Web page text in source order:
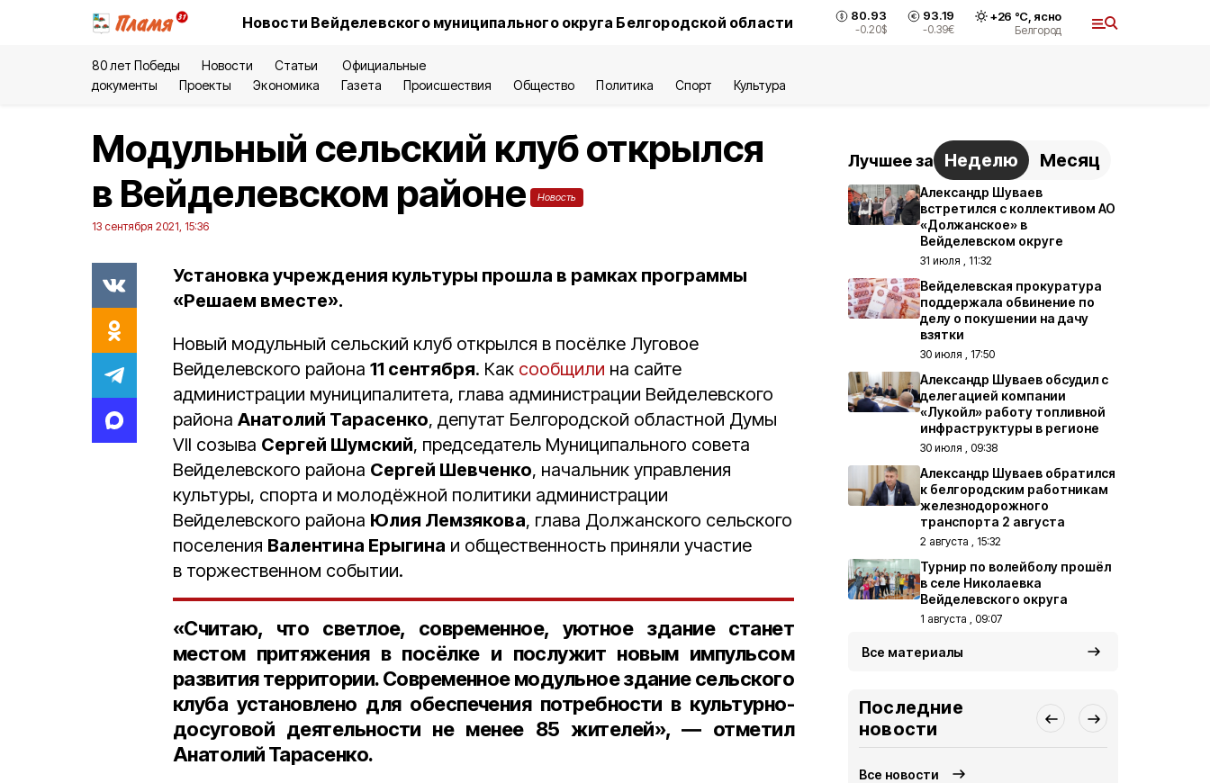
Новости Вейделевского муниципального округа Белгородской области 80.93
-0.20$
93.19
-0.39€
+26 °С, ясно
Белгород
80 лет Победы Новости Статьи
Официальные
документы
Проекты Экономика Газета Происшествия Общество Политика Спорт Культура
Модульный сельский клуб открылся
в Вейделевском районе
Новость
13 сентября 2021, 15:36
Установка учреждения культуры прошла в рамках программы
«Решаем вместе».
Новый модульный сельский клуб открылся в посёлке Луговое
Вейделевского района 11 сентября. Как сообщили на сайте
администрации муниципалитета, глава администрации Вейделевского
района Анатолий Тарасенко, депутат Белгородской областной Думы
VII созыва Сергей Шумский, председатель Муниципального совета
Вейделевского района Сергей Шевченко, начальник управления
культуры, спорта и молодёжной политики администрации
Вейделевского района Юлия Лемзякова, глава Должанского сельского
поселения Валентина Ерыгина и общественность приняли участие
в торжественном событии.
«Считаю, что светлое, современное, уютное здание станет
местом притяжения в посёлке и послужит новым импульсом
развития территории. Современное модульное здание сельского
клуба установлено для обеспечения потребности в культурно-
досуговой деятельности не менее 85 жителей», ― отметил
Анатолий Тарасенко.
Лучшее за Неделю Месяц
Александр Шуваев
встретился с коллективом АО
«Должанское» в
Вейделевском округе
31 июля , 11:32
Вейделевская прокуратура
поддержала обвинение по
делу о покушении на дачу
взятки
30 июля , 17:50
Александр Шуваев обсудил с
делегацией компании
«Лукойл» работу топливной
инфраструктуры в регионе
30 июля , 09:38
Александр Шуваев обратился
к белгородским работникам
железнодорожного
транспорта 2 августа
2 августа , 15:32
Турнир по волейболу прошёл
в селе Николаевка
Вейделевского округа
1 августа , 09:07
Все материалы
Последние
новости
Все новости